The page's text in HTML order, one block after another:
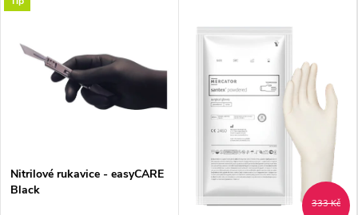
Nitrilové rukavice - easyCARE
Black
333 Kč